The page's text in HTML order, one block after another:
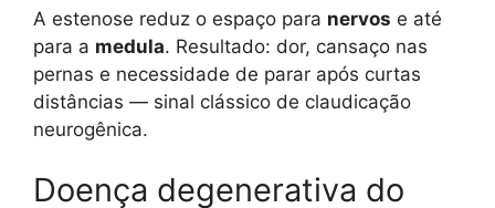
A estenose reduz o espaço para nervos e até
para a medula. Resultado: dor, cansaço nas
pernas e necessidade de parar após curtas
distâncias — sinal clássico de claudicação
neurogênica.
Doença degenerativa do